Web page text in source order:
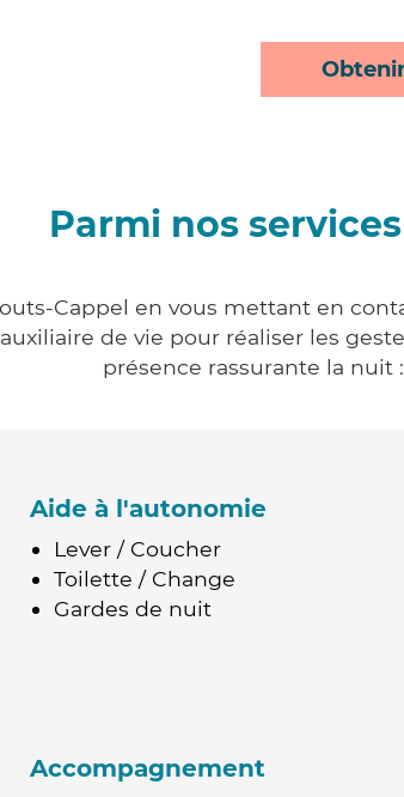
Parmi nos
Cappel en vous mettant en
de vie pour réaliser les
présence rassurante la nuit :
Aide à l'autonomie
Lever / Coucher
Toilette / Change
Gardes de nuit
Accompagnement